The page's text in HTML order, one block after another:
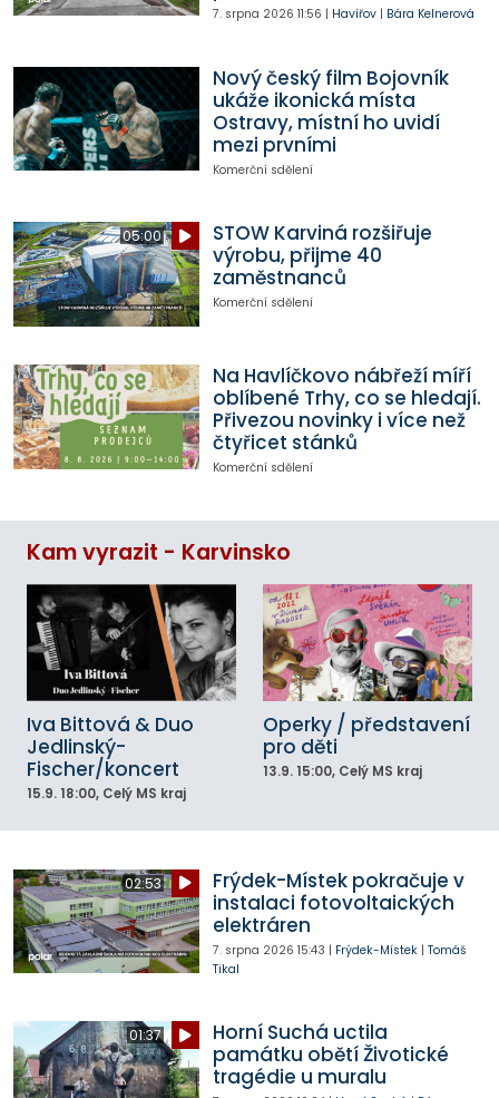
7. srpna 2026 11:56 | Havířov| Bára Kelnerová
Nový český film Bojovník
ukáže ikonická místa
Ostravy, místní ho uvidí
mezi prvními
Komerční sdělení
05:00
STOW Karviná rozšiřuje
výrobu, přijme 40
zaměstnanců
Komerční sdělení
Na Havlíčkovo nábřeží míří
oblíbené Trhy, co se hledají.
Přivezou novinky i více než
čtyřicet stánků
Komerční sdělení
Kam vyrazit - Karvinsko
Iva Bittová & Duo
Jedlinský-
Fischer/koncert
15.9. 18:00, Celý MS kraj
Operky / představení
pro děti
13.9. 15:00, Celý MS kraj
02:53
Frýdek-Místek pokračuje v
instalaci fotovoltaických
elektráren
7. srpna 2026 15:43 | Frýdek-Místek| Tomáš
Tikal
01:37
Horní Suchá uctila
památku obětí Životické
tragédie u muralu